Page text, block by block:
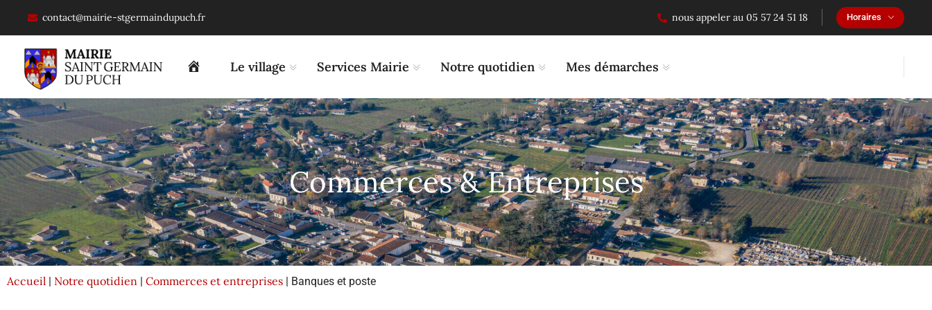
contact@mairie-stgermaindupuch.fr nous appeler au 05 57 24 51 18 Horaires
Le village Services Mairie Notre quotidien Mes démarches
Commerces & Entreprises
Accueil | Notre quotidien | Commerces et entreprises | Banques et poste